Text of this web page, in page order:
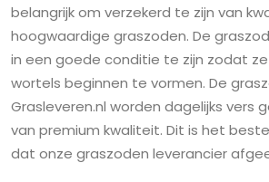
belangrijk om verzekerd te zijn van
hoogwaardige graszoden. De
in een goede conditie te zijn zodat
wortels beginnen te vormen. De
Grasleveren.nl worden dagelijks vers
van premium kwaliteit. Dit is het
dat onze graszoden leverancier